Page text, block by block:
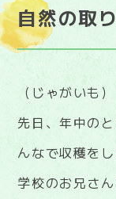
自然の取
（じゃがいも）
先日、年中の
んなで収穫を
学校のお兄さ